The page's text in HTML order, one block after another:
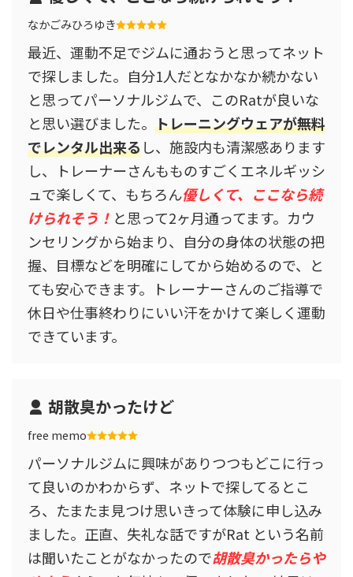
なかごみひろゆき
最近、運動不足でジムに通おうと思ってネット
で探しました。自分1人だとなかなか続かない
と思ってパーソナルジムで、このRatが良いな
と思い選びました。 トレーニングウェアが無料
でレンタル出来るし、施設内も清潔感あります
し、トレーナーさんもものすごくエネルギッシ
ュで楽しくて、もちろん優しくて、ここなら続
けられそう！ と思って2ヶ月通ってます。カウ
ンセリングから始まり、自分の身体の状態の把
握、目標などを明確にしてから始めるので、と
ても安心できます。トレーナーさんのご指導で
休日や仕事終わりにいい汗をかけて楽しく運動
できています。
胡散臭かったけど
free memo
パーソナルジムに興味がありつつもどこに行っ
て良いのかわからず、ネットで探してるとこ
ろ、たまたま見つけ思いきって体験に申し込み
ました。正直、失礼な話ですがRat という名前
は聞いたことがなかったので胡散臭かったらや